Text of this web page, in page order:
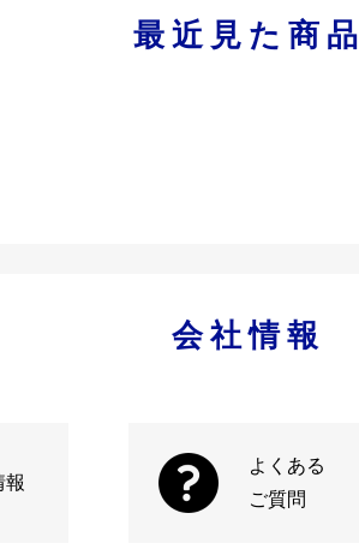
最近見た商品
会社情報
報
よくある
ご質問